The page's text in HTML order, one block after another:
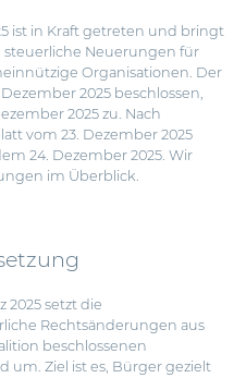
ist in Kraft getreten und bringt
steuerliche Neuerungen für
Organisationen. Der
2025 beschlossen,
2025 zu. Nach
vom 23. Dezember 2025
24. Dezember 2025. Wir
im Überblick.
setzt die
Rechtsänderungen aus
beschlossenen
um. Ziel ist es, Bürger gezielt